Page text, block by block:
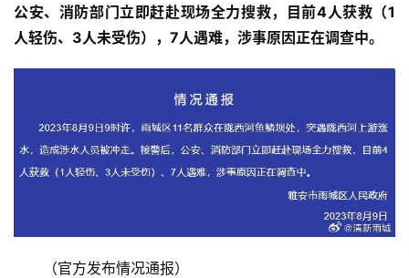
公安、消防部门立即赶赴现场全力搜救，目前4人获救（1
人轻伤、3人未受伤），7人遇难，涉事原因正在调查中。
（官方发布情况通报）